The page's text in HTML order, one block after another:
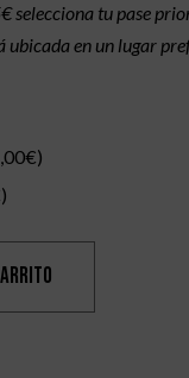
selecciona tu pase
en un lugar
€)
)